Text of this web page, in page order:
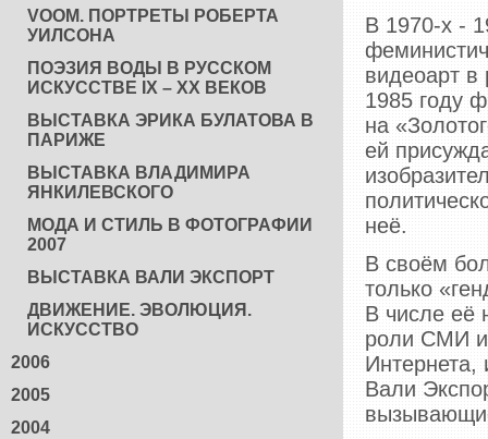
VOOM. ПОРТРЕТЫ РОБЕРТА
УИЛСОНА
ПОЭЗИЯ ВОДЫ В РУССКОМ
ИСКУССТВЕ IX – XX ВЕКОВ
ВЫСТАВКА ЭРИКА БУЛАТОВА В
ПАРИЖЕ
ВЫСТАВКА ВЛАДИМИРА
ЯНКИЛЕВСКОГО
МОДА И СТИЛЬ В ФОТОГРАФИИ
2007
ВЫСТАВКА ВАЛИ ЭКСПОРТ
ДВИЖЕНИЕ. ЭВОЛЮЦИЯ.
ИСКУССТВО
2006
2005
2004
В 1970-х -
видеоарт в
1985 году
на
ей
неё.
В своём
только
В числе её
роли СМИ и
Интернета,
Вали